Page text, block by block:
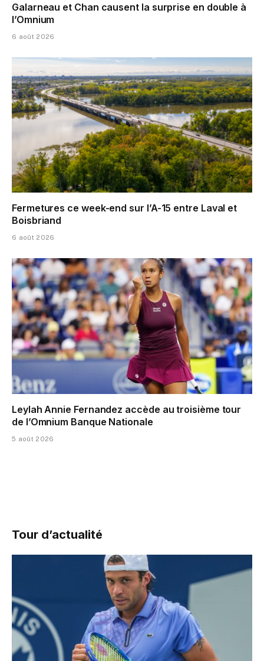
Galarneau et Chan causent la surprise en double à
l’Omnium
6 août 2026
Fermetures ce week-end sur l’A-15 entre Laval et
Boisbriand
6 août 2026
Leylah Annie Fernandez accède au troisième tour
de l’Omnium Banque Nationale
5 août 2026
Tour d’actualité